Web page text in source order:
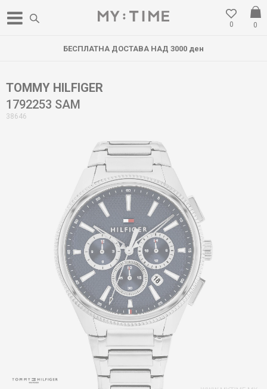
0
0
БЕСПЛАТНА ДОСТАВА НАД 3000 ден
TOMMY HILFIGER
1792253 SAM
38646